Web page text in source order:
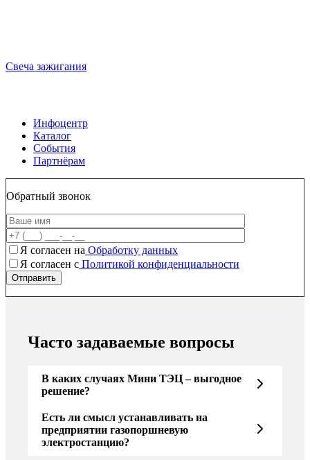
Свеча зажигания
Инфоцентр
Каталог
События
Партнёрам
Обратный звонок
Я согласен на Обработку данных
Я согласен c Политикой конфиденциальности
Часто задаваемые вопросы
В каких случаях Мини ТЭЦ – выгодное
решение?
Есть ли смысл устанавливать на
предприятии газопоршневую
электростанцию?